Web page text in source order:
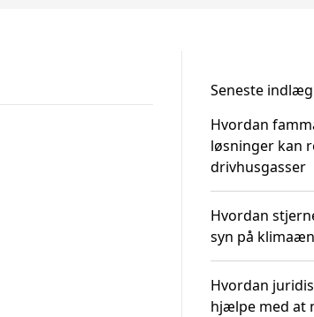
Seneste indlæg
Hvordan
løsninger kan
drivhusgasser
Hvordan
syn på
Hvordan
hjælpe med at